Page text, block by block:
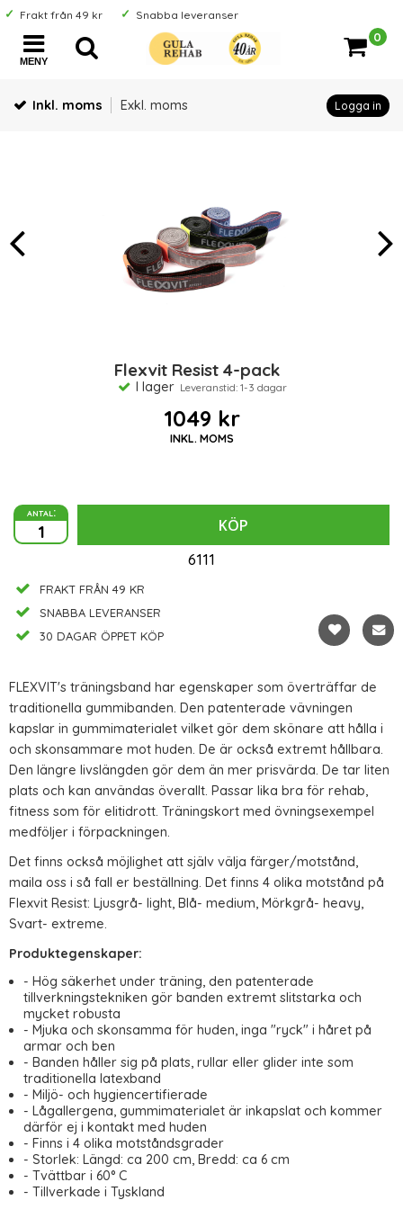
Frakt från 49 kr Snabba leveranser
MENY
0
Inkl. moms Exkl. moms Logga in
Flexvit Resist 4-pack
I lager Leveranstid: 1-3 dagar
1049 kr
INKL. MOMS
antal:
KÖP
6111
FRAKT FRÅN 49 KR
SNABBA LEVERANSER
30 DAGAR ÖPPET KÖP
FLEXVIT's träningsband har egenskaper som överträffar de
traditionella gummibanden. Den patenterade vävningen
kapslar in gummimaterialet vilket gör dem skönare att hålla i
och skonsammare mot huden. De är också extremt hållbara.
Den längre livslängden gör dem än mer prisvärda. De tar liten
plats och kan användas överallt. Passar lika bra för rehab,
fitness som för elitidrott. Träningskort med övningsexempel
medföljer i förpackningen.
Det finns också möjlighet att själv välja färger/motstånd,
maila oss i så fall er beställning. Det finns 4 olika motstånd på
Flexvit Resist: Ljusgrå- light, Blå- medium, Mörkgrå- heavy,
Svart- extreme.
Produktegenskaper:
- Hög säkerhet under träning, den patenterade
tillverkningstekniken gör banden extremt slitstarka och
mycket robusta
- Mjuka och skonsamma för huden, inga "ryck" i håret på
armar och ben
- Banden håller sig på plats, rullar eller glider inte som
traditionella latexband
- Miljö- och hygiencertifierade
- Lågallergena, gummimaterialet är inkapslat och kommer
därför ej i kontakt med huden
- Finns i 4 olika motståndsgrader
- Storlek: Längd: ca 200 cm, Bredd: ca 6 cm
- Tvättbar i 60° C
- Tillverkade i Tyskland